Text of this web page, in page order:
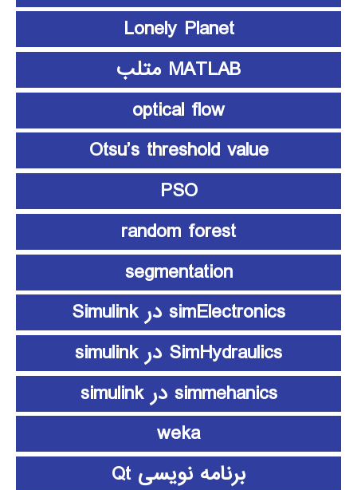
Lonely Planet
MATLAB متلب
optical flow
Otsu’s threshold value
PSO
random forest
segmentation
simElectronics در Simulink
SimHydraulics در simulink
simmehanics در simulink
weka
برنامه نویسی Qt